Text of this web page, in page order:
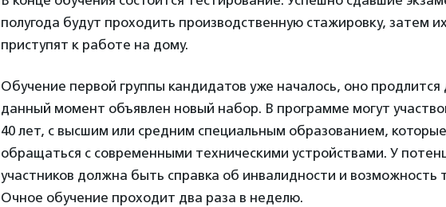
полугода будут проходить производственную стажировку, затем
приступят к работе на дому.
Обучение первой группы кандидатов уже началось, оно продлится
данный момент объявлен новый набор. В программе могут
40 лет, с высшим или средним специальным образованием,
обращаться с современными техническими устройствами. У
участников должна быть справка об инвалидности и возможность
Очное обучение проходит два раза в неделю.